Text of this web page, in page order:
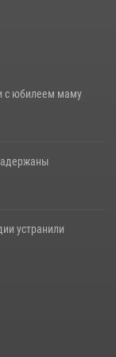
с юбилеем маму
устранили